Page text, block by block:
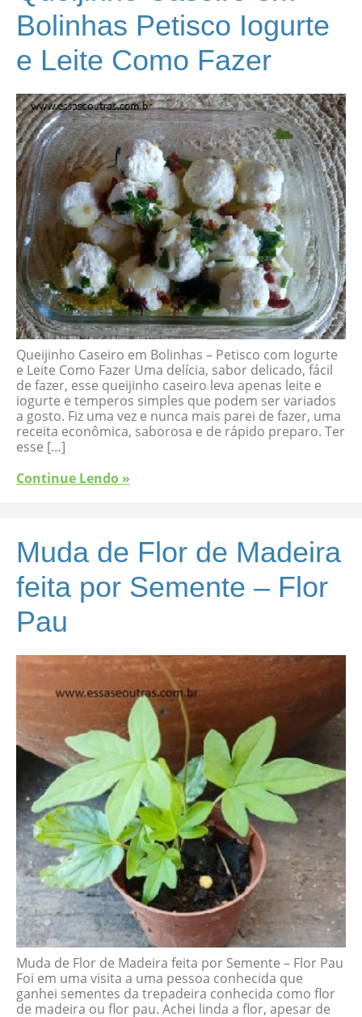
Bolinhas Petisco Iogurte
e Leite Como Fazer
Queijinho Caseiro em Bolinhas – Petisco com Iogurte
e Leite Como Fazer Uma delícia, sabor delicado, fácil
de fazer, esse queijinho caseiro leva apenas leite e
iogurte e temperos simples que podem ser variados
a gosto. Fiz uma vez e nunca mais parei de fazer, uma
receita econômica, saborosa e de rápido preparo. Ter
esse […]
Continue Lendo »
Muda de Flor de Madeira
feita por Semente – Flor
Pau
Muda de Flor de Madeira feita por Semente – Flor Pau
Foi em uma visita a uma pessoa conhecida que
ganhei sementes da trepadeira conhecida como flor
de madeira ou flor pau. Achei linda a flor, apesar de